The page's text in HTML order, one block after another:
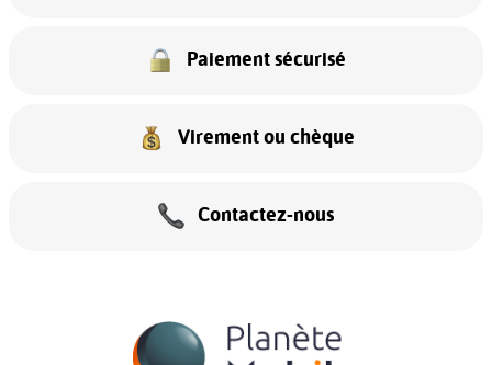
Paiement sécurisé
Virement ou chèque
Contactez-nous